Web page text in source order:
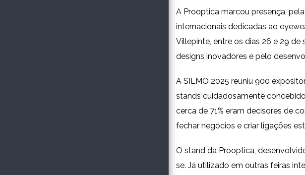
A Prooptica marcou presença,
internacionais dedicadas ao
Villepinte, entre os dias 26 e 29
designs inovadores e pelo
A SILMO 2025 reuniu 900
stands cuidadosamente
cerca de 71% eram decisores de
fechar negócios e criar ligações
O stand da Prooptica,
se. Já utilizado em outras feiras